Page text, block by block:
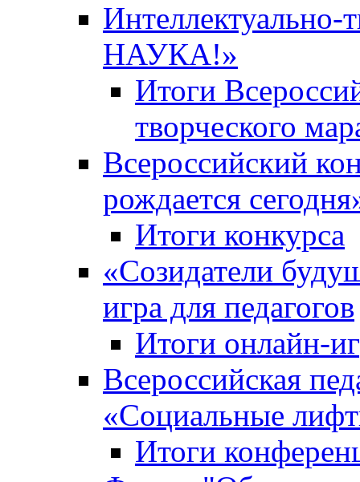
НАУКА!»
Итоги
творческого
Всероссийский
рождается
Итоги конкурса
«Cозидатели
игра для педагогов
Итоги онлайн-
Всероссийская
«Cоциальные
Итоги